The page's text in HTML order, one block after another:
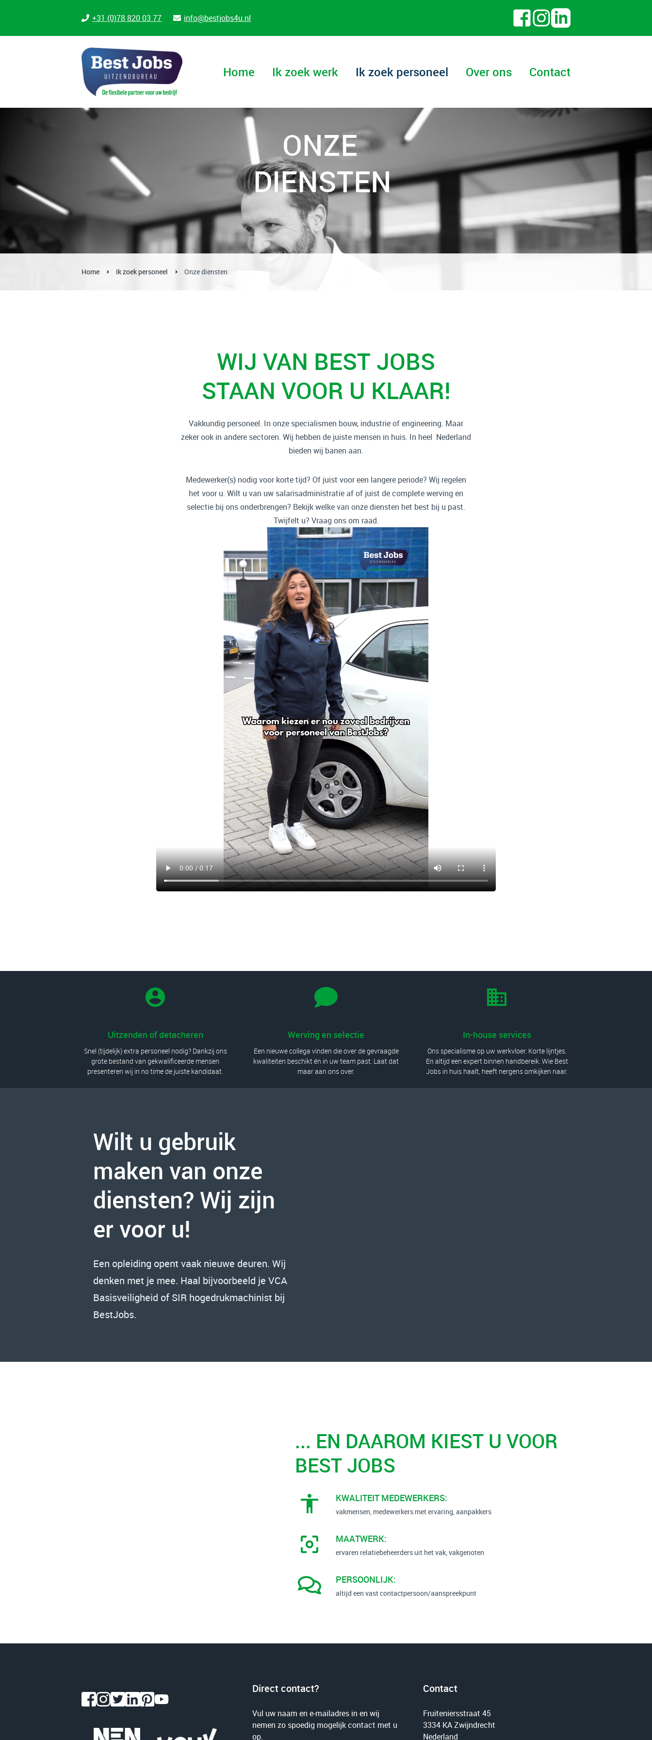
+31 (0)78 820 03 77 info@bestjobs4u.nl
Home Ik zoek werk Ik zoek personeel Over ons Contact
ONZE
DIENSTEN
Home Ik zoek personeel Onze diensten
WIJ VAN BEST JOBS
STAAN VOOR U KLAAR!
Vakkundig personeel. In onze specialismen bouw, industrie of engineering. Maar
zeker ook in andere sectoren. Wij hebben de juiste mensen in huis. In heel Nederland
bieden wij banen aan.
Medewerker(s) nodig voor korte tijd? Of juist voor een langere periode? Wij regelen
het voor u. Wilt u van uw salarisadministratie af of juist de complete werving en
selectie bij ons onderbrengen? Bekijk welke van onze diensten het best bij u past.
Twijfelt u? Vraag ons om raad.
Uitzenden of detacheren
Snel (tijdelijk) extra personeel nodig? Dankzij ons
grote bestand van gekwalificeerde mensen
presenteren wij in no time de juiste kandidaat.
Werving en selectie
Een nieuwe collega vinden die over de gevraagde
kwaliteiten beschikt én in uw team past. Laat dat
maar aan ons over.
In-house services
Ons specialisme op uw werkvloer. Korte lijntjes.
En altijd een expert binnen handbereik. Wie Best
Jobs in huis haalt, heeft nergens omkijken naar.
Wilt u gebruik
maken van onze
diensten? Wij zijn
er voor u!
Een opleiding opent vaak nieuwe deuren. Wij
denken met je mee. Haal bijvoorbeeld je VCA
Basisveiligheid of SIR hogedrukmachinist bij
BestJobs.
... EN DAAROM KIEST U VOOR
BEST JOBS
KWALITEIT MEDEWERKERS:
vakmensen, medewerkers met ervaring, aanpakkers
MAATWERK:
ervaren relatiebeheerders uit het vak, vakgenoten
PERSOONLIJK:
altijd een vast contactpersoon/aanspreekpunt
Direct contact?
Vul uw naam en e-mailadres in en wij
nemen zo spoedig mogelijk contact met u
op.
Contact
Fruiteniersstraat 45
3334 KA Zwijndrecht
Nederland